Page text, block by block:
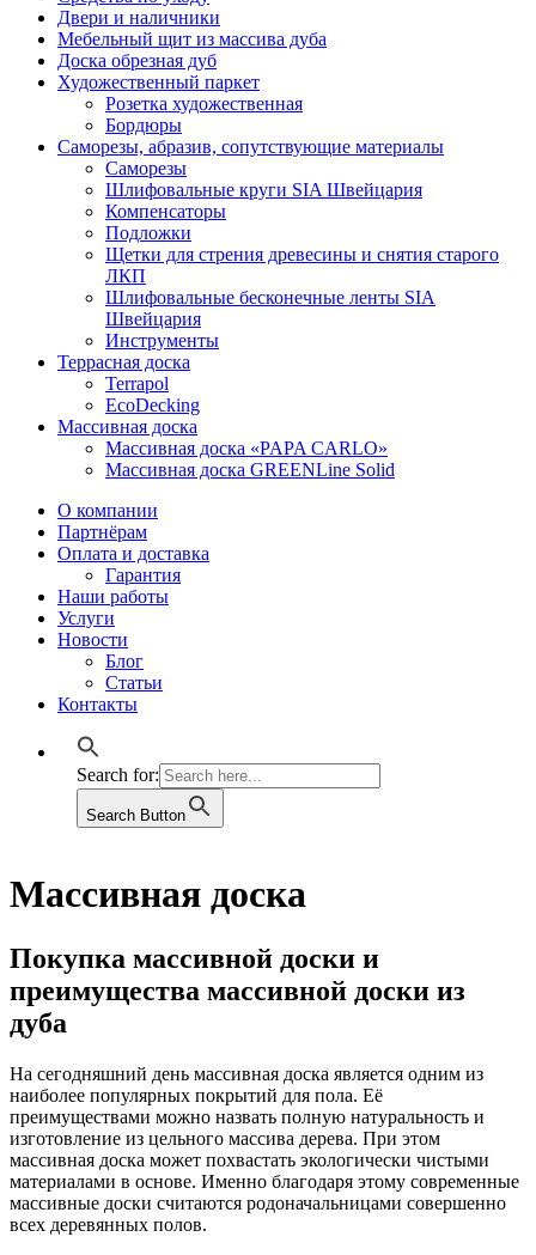
Двери и наличники
Мебельный щит из массива дуба
Доска обрезная дуб
Художественный паркет
Розетка художественная
Бордюры
Саморезы, абразив, сопутствующие материалы
Саморезы
Шлифовальные круги SIA Швейцария
Компенсаторы
Подложки
Щетки для стрения древесины и снятия старого
ЛКП
Шлифовальные бесконечные ленты SIA
Швейцария
Инструменты
Террасная доска
Terrapol
EcoDecking
Массивная доска
Массивная доска «PAPA CARLO»
Массивная доска GREENLine Solid
О компании
Партнёрам
Оплата и доставка
Гарантия
Наши работы
Услуги
Новости
Блог
Статьи
Контакты
Search for:
Search Button
Массивная доска
Покупка массивной доски и
преимущества массивной доски из
дуба
На сегодняшний день массивная доска является одним из
наиболее популярных покрытий для пола. Её
преимуществами можно назвать полную натуральность и
изготовление из цельного массива дерева. При этом
массивная доска может похвастать экологически чистыми
материалами в основе. Именно благодаря этому современные
массивные доски считаются родоначальницами совершенно
всех деревянных полов.